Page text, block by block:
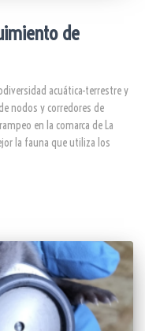
de
acuática-terrestre y
nodos y corredores de
en la comarca de La
la fauna que utiliza los